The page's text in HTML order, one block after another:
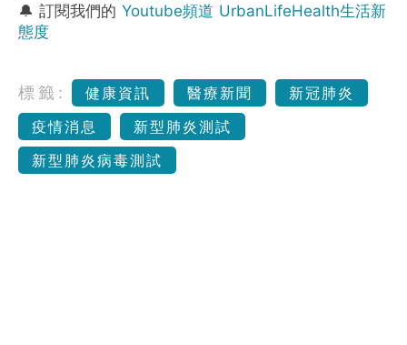
🔔 訂閱我們的 Youtube頻道 UrbanLifeHealth生活新
態度
標籤: 健康資訊 醫療新聞
新冠肺炎
疫情消息
新型肺炎測試
新型肺炎病毒測試